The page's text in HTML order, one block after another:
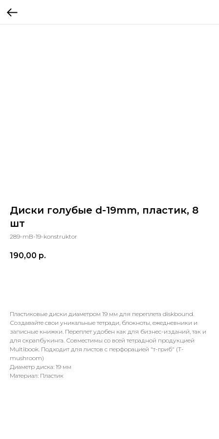
Диски голубые d-19mm, пластик, 8
шт
289-mB-19-konstruktor
190,00 р.
Пластиковые диски диаметром 19 мм для переплета diskbound.
Создавайте свои уникальные тетради, блокноты, ежедневники и
записные книжки. Переплет удобен как для бизнес-изданий, так и
для скрапбукинга. Совместимы со всей тетрадной продукцией
Multibook. Подходит для листов с перфорацией "т-гриб" (T-
mushroom)
Диаметр диска: 19 мм
Материал: Пластик